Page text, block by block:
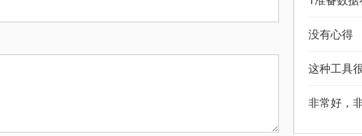
没有心得
这种工具
非常好，